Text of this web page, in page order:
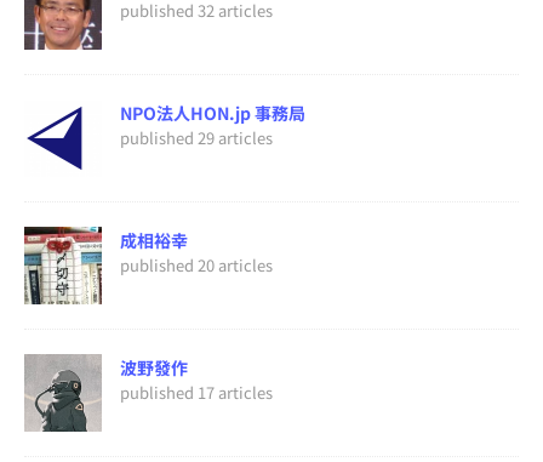
published 32 articles
NPO法人HON.jp 事務局
published 29 articles
成相裕幸
published 20 articles
波野發作
published 17 articles